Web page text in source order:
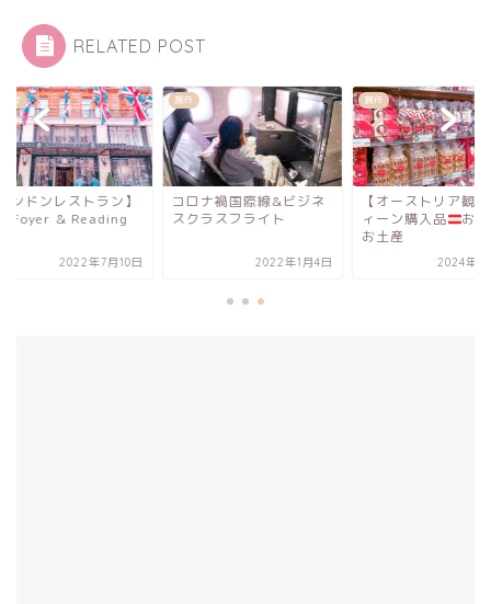
RELATED POST
ンドンレストラン】
Foyer & Reading
2022年7月10日
旅行
コロナ禍国際線&ビジネ
スクラスフライト
2022年1月4日
旅行
【オーストリア観光
ィーン購入品
おす
お土産
2024年5